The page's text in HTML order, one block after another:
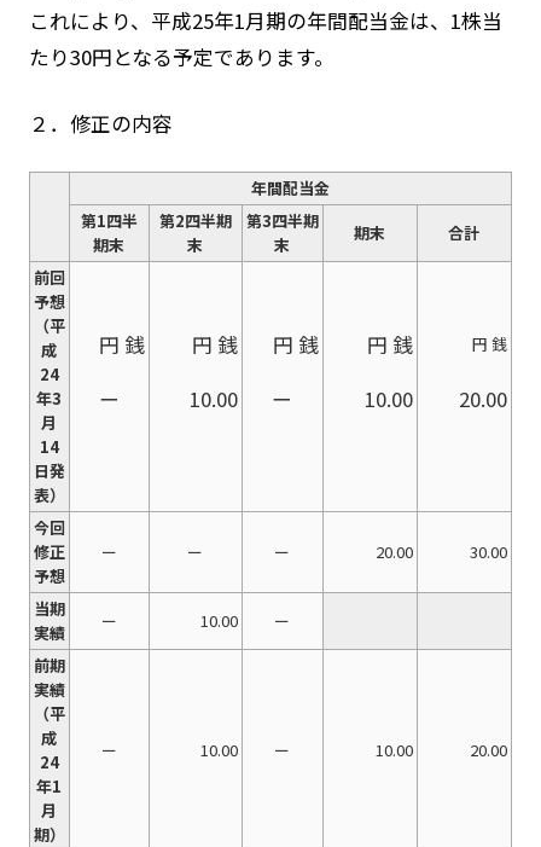
これにより、平成25年1月期の年間配当金は、1株当
たり30円となる予定であります。
２．修正の内容
年間配当金
第1四半
期末
第2四半期
末
第3四半期
末
期末
合計
前回
予想
（平
成
24
年3
月
14
日発
表）
円 銭
ー
円 銭
10.00
円 銭
ー
円 銭
10.00
円 銭
20.00
今回
修正
予想
ー ー ー 20.00 30.00
当期
実績
ー 10.00
ー
前期
実績
（平
成
24
年1
月
期）
ー 10.00 ー 10.00 20.00